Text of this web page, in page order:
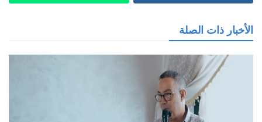
الأخبار ذات الصلة